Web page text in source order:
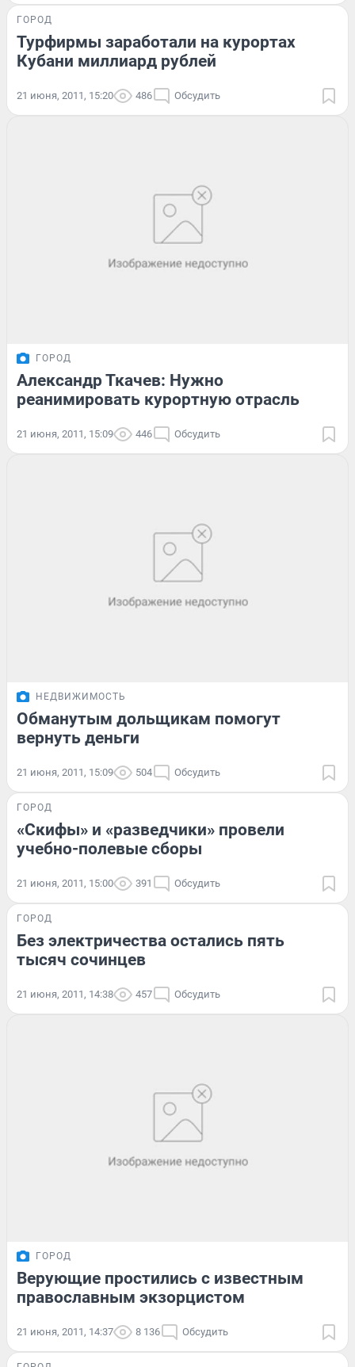
ГОРОД
Турфирмы заработали на курортах
Кубани миллиард рублей
21 июня, 2011, 15:20 486 Обсудить
ГОРОД
Александр Ткачев: Нужно
реанимировать курортную отрасль
21 июня, 2011, 15:09 446 Обсудить
НЕДВИЖИМОСТЬ
Обманутым дольщикам помогут
вернуть деньги
21 июня, 2011, 15:09 504 Обсудить
ГОРОД
«Скифы» и «разведчики» провели
учебно-полевые сборы
21 июня, 2011, 15:00 391 Обсудить
ГОРОД
Без электричества остались пять
тысяч сочинцев
21 июня, 2011, 14:38 457 Обсудить
ГОРОД
Верующие простились с известным
православным экзорцистом
21 июня, 2011, 14:37 8 136 Обсудить